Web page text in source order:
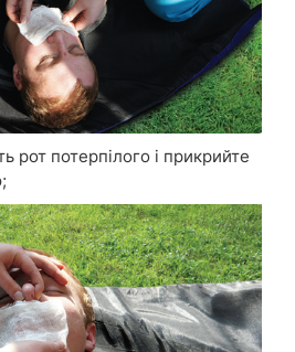
рот потерпілого і прикрийте